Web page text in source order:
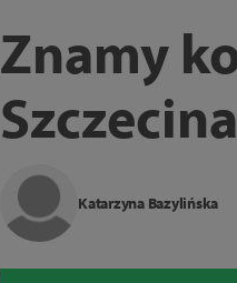
Znamy
Szczecina
Katarzyna Bazylińska